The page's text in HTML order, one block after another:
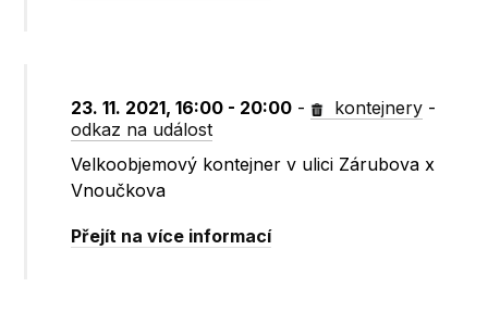
23. 11. 2021, 16:00 - 20:00 - kontejnery -
odkaz na událost
Velkoobjemový kontejner v ulici Zárubova x
Vnoučkova
Přejít na více informací